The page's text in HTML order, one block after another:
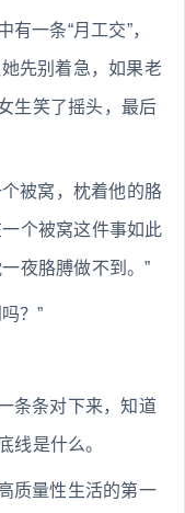
一条“月工交”，
先别着急，如果老
生笑了摇头，最后
被窝，枕着他的胳
个被窝这件事如此
夜胳膊做不到。”
？”
条条对下来，知道
线是什么。
质量性生活的第一